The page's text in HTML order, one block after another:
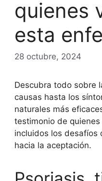
quienes
esta
28 octubre, 2024
Descubra todo sobre
causas hasta los
naturales más
testimonio de
incluidos los desafíos
hacia la aceptación.